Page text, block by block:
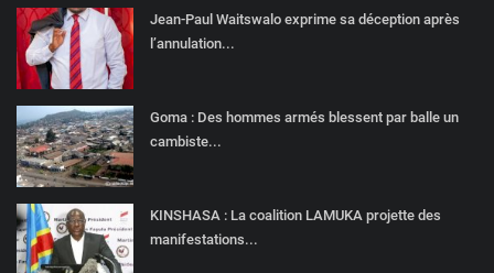
Jean-Paul Waitswalo exprime sa déception après
l’annulation...
Goma : Des hommes armés blessent par balle un
cambiste...
KINSHASA : La coalition LAMUKA projette des
manifestations...